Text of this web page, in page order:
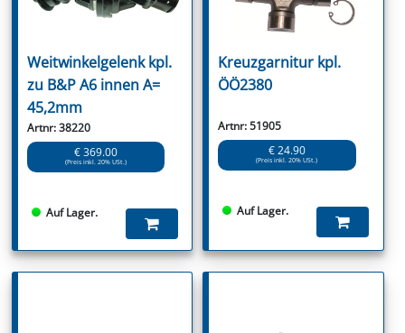
Weitwinkelgelenk kpl.
zu B&P A6 innen A=
45,2mm
Artnr: 38220
€ 369.00
(Preis inkl. 20% USt.)
Auf Lager.
Kreuzgarnitur kpl.
ÖÖ2380
Artnr: 51905
€ 24.90
(Preis inkl. 20% USt.)
Auf Lager.